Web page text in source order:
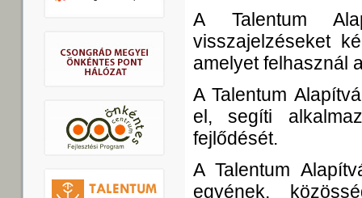
A Talentum
visszajelzéseket
amelyet felhasznál
A Talentum
el, segíti
fejlődését.
A Talentum
egyének,